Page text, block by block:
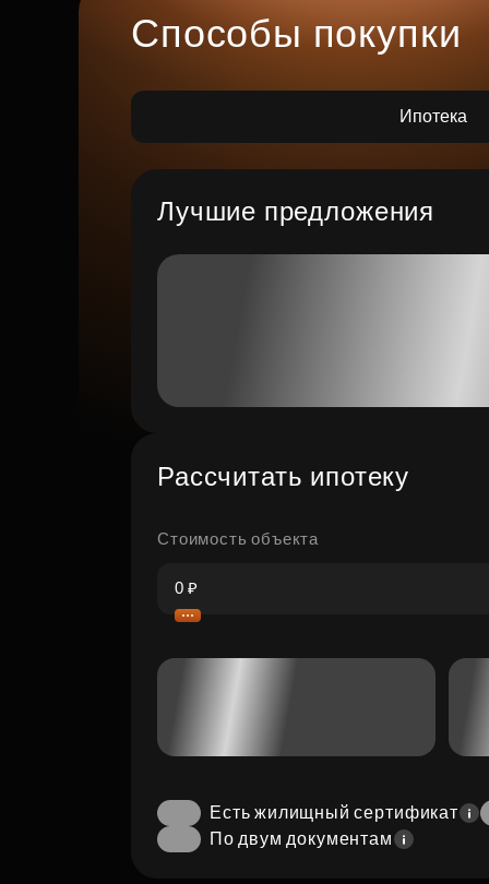
Способы покупки
Ипотека
Лучшие предложения
Рассчитать ипотеку
Стоимость объекта
Есть жилищный сертификат
По двум документам